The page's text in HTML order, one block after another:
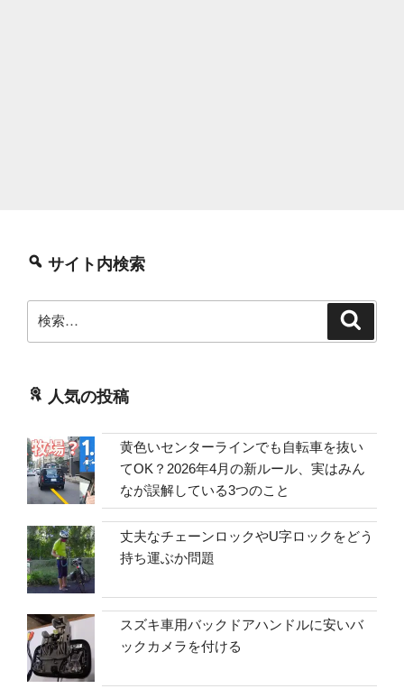
サイト内検索
索:
人気の投稿
黄色いセンターラインでも自転車を抜い
てOK？2026年4月の新ルール、実はみん
なが誤解している3つのこと
丈夫なチェーンロックやU字ロックをどう
持ち運ぶか問題
スズキ車用バックドアハンドルに安いバ
ックカメラを付ける